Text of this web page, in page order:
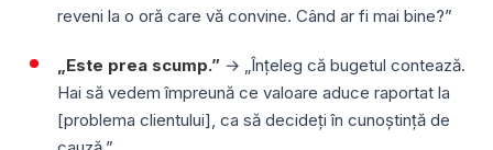
reveni la o oră care vă convine. Când ar fi mai bine?”
„Este prea scump.” → „Înțeleg că bugetul contează.
Hai să vedem împreună ce valoare aduce raportat la
[problema clientului], ca să decideți în cunoștință de